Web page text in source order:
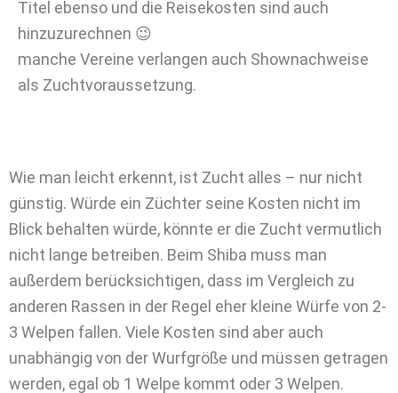
Titel ebenso und die Reisekosten sind auch
hinzuzurechnen 😉
manche Vereine verlangen auch Shownachweise
als Zuchtvoraussetzung.
Wie man leicht erkennt, ist Zucht alles – nur nicht
günstig. Würde ein Züchter seine Kosten nicht im
Blick behalten würde, könnte er die Zucht vermutlich
nicht lange betreiben. Beim Shiba muss man
außerdem berücksichtigen, dass im Vergleich zu
anderen Rassen in der Regel eher kleine Würfe von 2-
3 Welpen fallen. Viele Kosten sind aber auch
unabhängig von der Wurfgröße und müssen getragen
werden, egal ob 1 Welpe kommt oder 3 Welpen.